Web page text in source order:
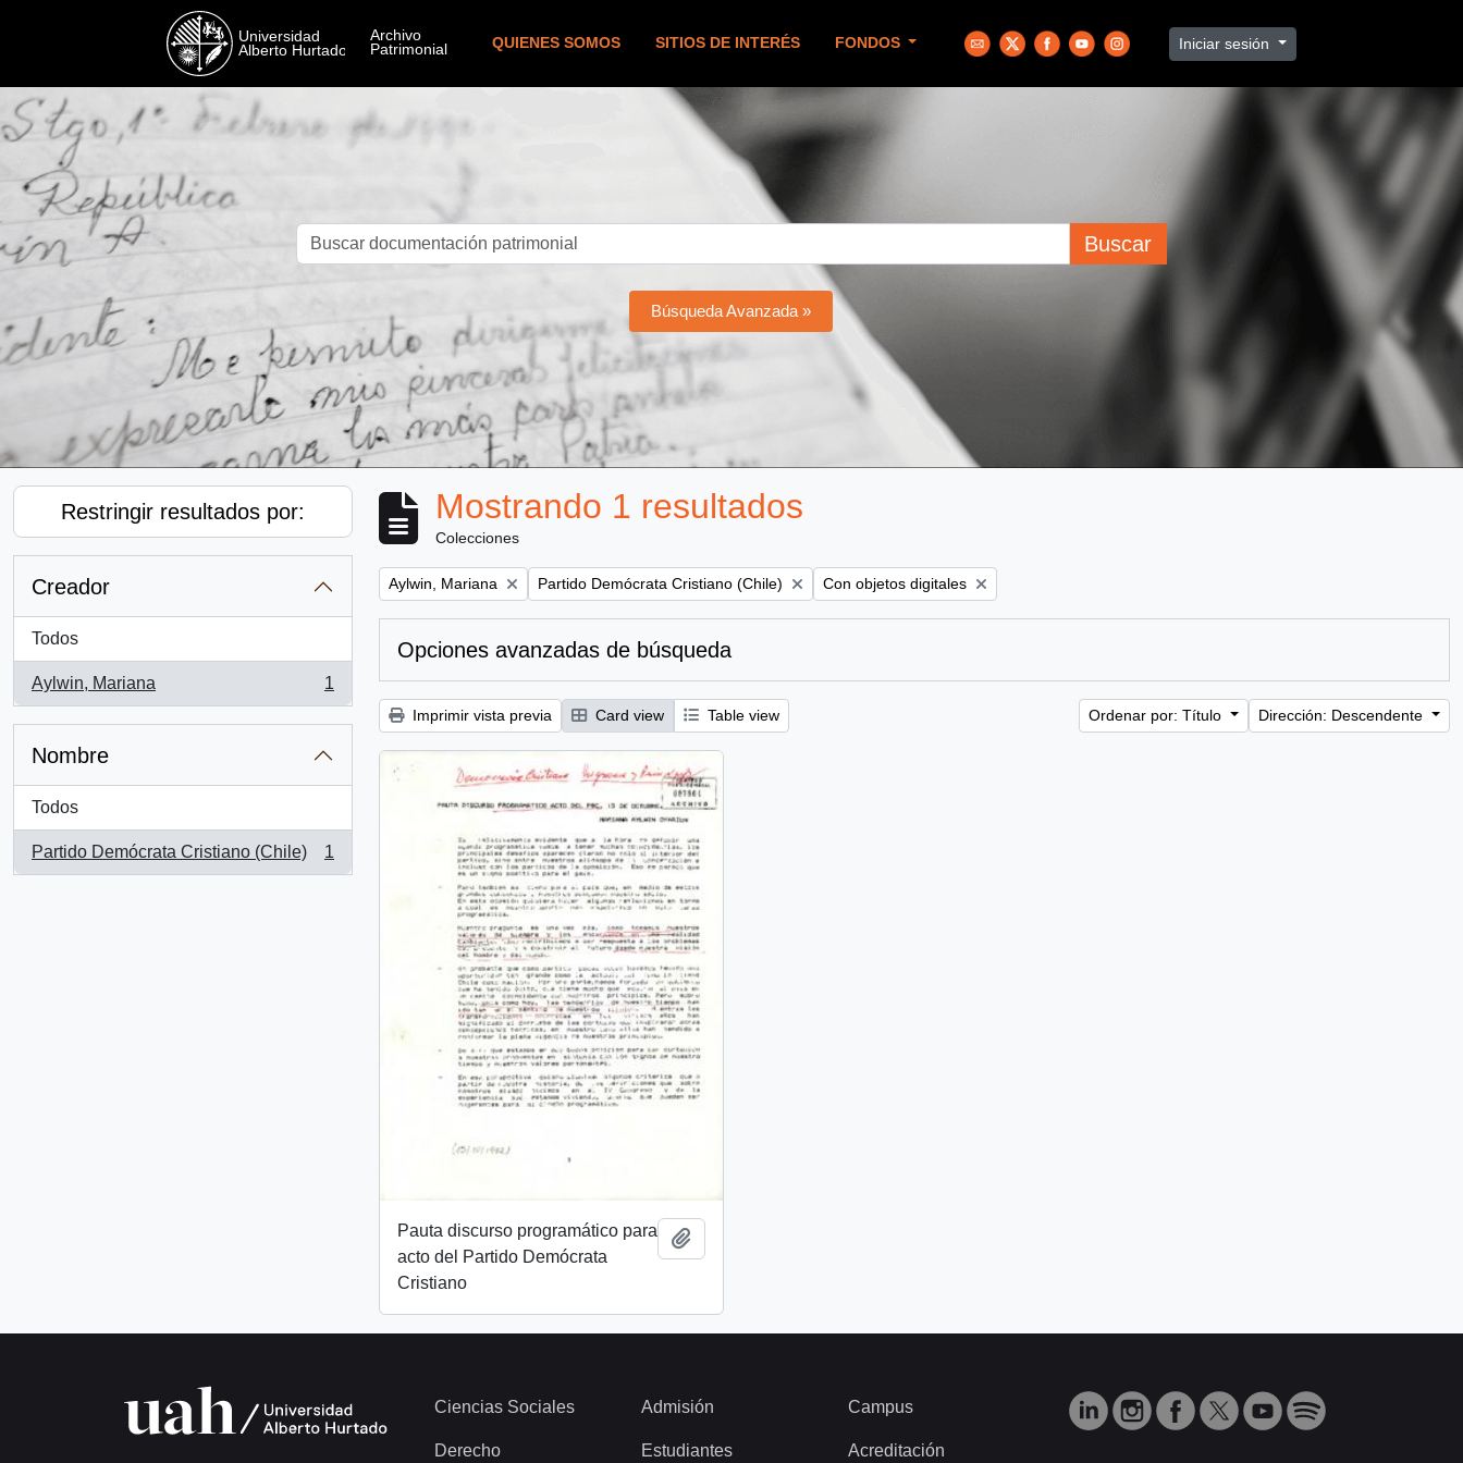
QUIENES SOMOS SITIOS DE INTERÉS FONDOS Iniciar sesión
Buscar
Búsqueda Avanzada »
Restringir resultados por:
Creador
Todos
Aylwin, Mariana
, 1 resultados
1
Nombre
Todos
Partido Demócrata Cristiano (Chile)
, 1 resultados
1
Mostrando 1 resultados
Colecciones
Remove filter:
Aylwin, Mariana Remove filter:
Partido Demócrata Cristiano (Chile) Remove filter:
Con objetos digitales
Opciones avanzadas de búsqueda
Imprimir vista previa Card view Table view Ordenar por: Título Dirección: Descendente
Pauta discurso programático para
acto del Partido Demócrata
Cristiano
Ciencias Sociales
Derecho
Admisión
Estudiantes
Campus
Acreditación